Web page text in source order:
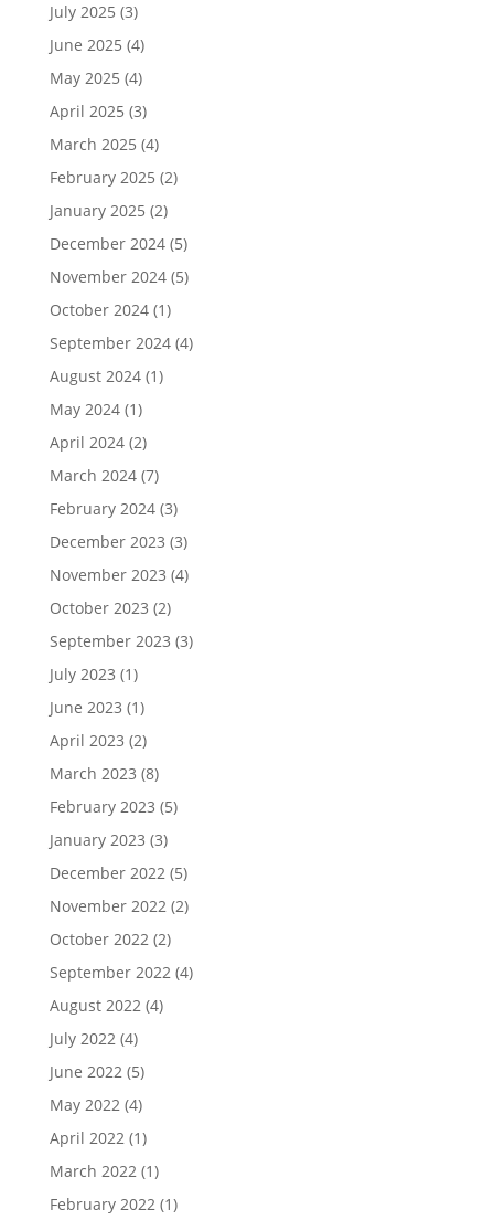
July 2025 (3)
June 2025 (4)
May 2025 (4)
April 2025 (3)
March 2025 (4)
February 2025 (2)
January 2025 (2)
December 2024(5)
November 2024(5)
October 2024(1)
September 2024(4)
August 2024(1)
May 2024(1)
April 2024(2)
March 2024(7)
February 2024(3)
December 2023 (3)
November 2023 (4)
October 2023 (2)
September 2023 (3)
July 2023 (1)
June 2023 (1)
April 2023 (2)
March 2023 (8)
February 2023 (5)
January 2023 (3)
December 2022(5)
November 2022(2)
October 2022(2)
September 2022(4)
August 2022(4)
July 2022(4)
June 2022(5)
May 2022(4)
April 2022(1)
March 2022(1)
February 2022(1)